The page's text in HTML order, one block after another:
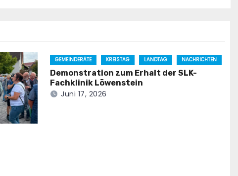
GEMEINDERÄTE KREISTAG LANDTAG NACHRICHTEN
Demonstration zum Erhalt der SLK-
Fachklinik Löwenstein
Juni 17, 2026